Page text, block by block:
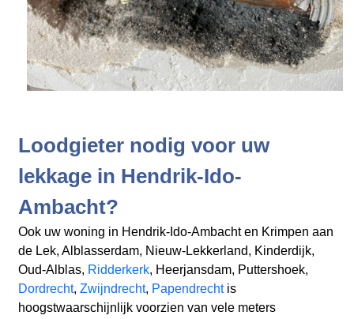
Loodgieter nodig voor uw
lekkage in Hendrik-Ido-
Ambacht?
Ook uw woning in Hendrik-Ido-Ambacht en Krimpen aan
de Lek, Alblasserdam, Nieuw-Lekkerland, Kinderdijk,
Oud-Alblas, Ridderkerk, Heerjansdam, Puttershoek,
Dordrecht, Zwijndrecht, Papendrechtis
hoogstwaarschijnlijk voorzien van vele meters